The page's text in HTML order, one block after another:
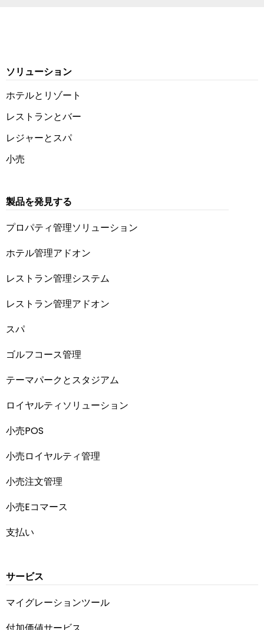
ソリューション
ホテルとリゾート
レストランとバー
レジャーとスパ
小売
製品を発見する
プロパティ管理ソリューション
ホテル管理アドオン
レストラン管理システム
レストラン管理アドオン
スパ
ゴルフコース管理
テーマパークとスタジアム
ロイヤルティソリューション
小売POS
小売ロイヤルティ管理
小売注文管理
小売Eコマース
支払い
サービス
マイグレーションツール